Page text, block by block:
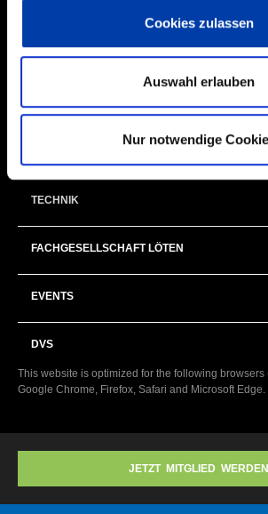
Cookies zulassen
Auswahl erlauben
Nur notwendige
MITGLIEDER & EHRENAMT
BILDUNG
TECHNIK
FACHGESELLSCHAFT LÖTEN
EVENTS
DVS
This website is optimized for the following browsers
Google Chrome, Firefox, Safari and Microsoft Edge.
JETZT MITGLIED WERDEN